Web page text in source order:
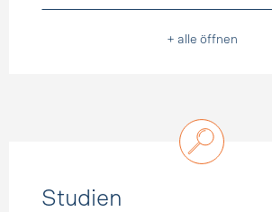
+ alle öffnen
Studien